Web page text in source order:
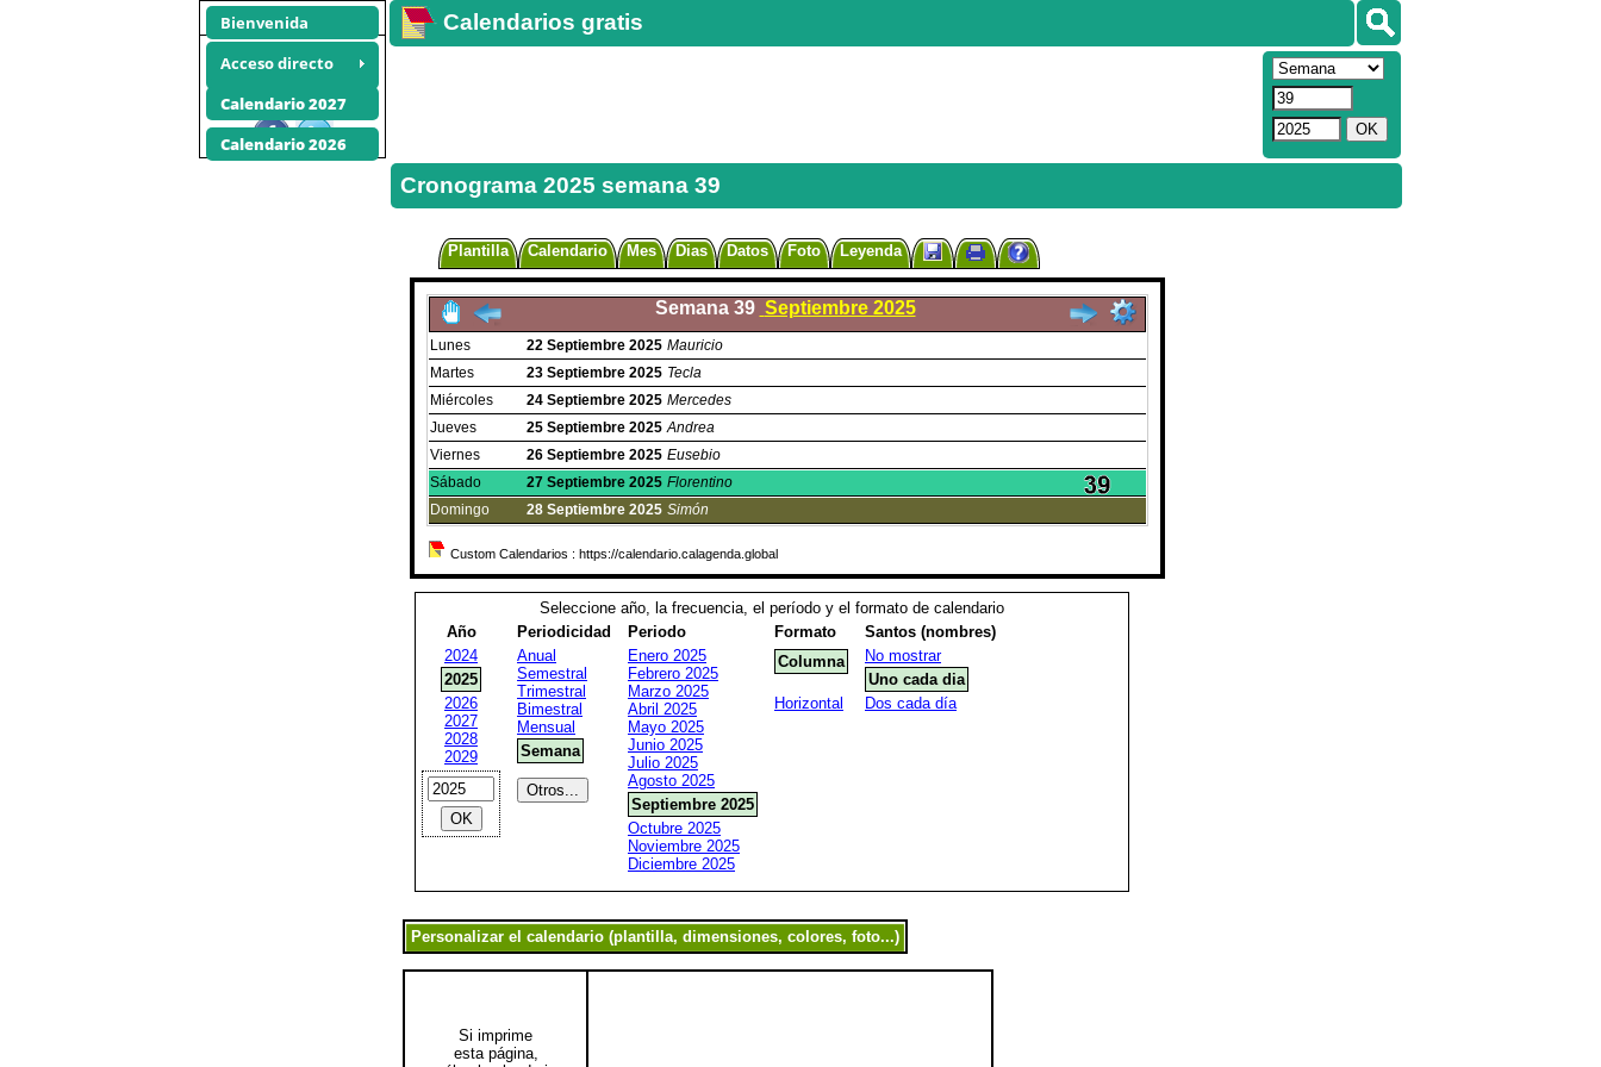
Bienvenida
Acceso directo
Calendario 2027
Calendario 2026
Calendarios gratis
Cronograma 2025 semana 39
Plantilla Calendario Mes Dias Datos Foto Leyenda
Semana 39 Septiembre 2025
Lunes 22 Septiembre 2025 Mauricio
Martes
23 Septiembre 2025 Tecla
Miércoles
24 Septiembre 2025 Mercedes
Jueves
25 Septiembre 2025 Andrea
Viernes
26 Septiembre 2025 Eusebio
Sábado
27 Septiembre 2025 Florentino
Domingo
28 Septiembre 2025 Simón
Custom Calendarios : https://calendario.calagenda.global
Seleccione año, la frecuencia, el período y el formato de calendario
Año
2024
2025
2026
2027
2028
2029
Periodicidad
Anual
Semestral
Trimestral
Bimestral
Mensual
Semana
Periodo
Enero 2025
Febrero 2025
Marzo 2025
Abril 2025
Mayo 2025
Junio 2025
Julio 2025
Agosto 2025
Septiembre 2025
Octubre 2025
Noviembre 2025
Diciembre 2025
Formato
Columna
Horizontal
Santos (nombres)
No mostrar
Uno cada dia
Dos cada día
Si imprime
esta página,
Calendarios
fotos
Recomienda este sitio